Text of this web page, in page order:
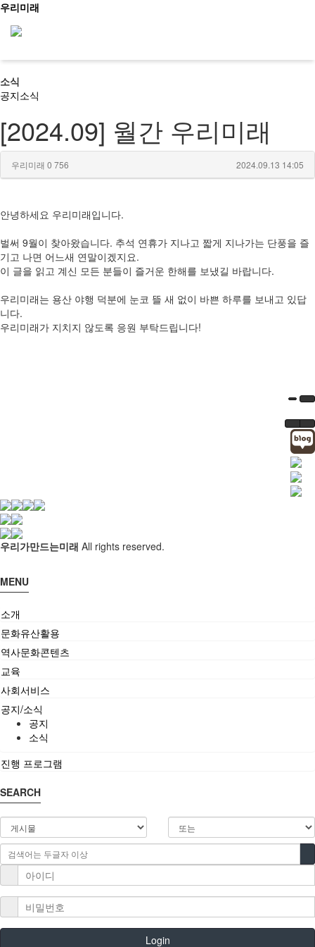
우리미래
신청문의
사이트맵
소개
걸어온길
문화유산활용
문화유산활용사업
사업실적
주제별 실내수업
학교와 함께
사회적기업
사업실적
공지/소식
공지
소식
진행 프로그램
메인
소개
문화유산활용
역사문화콘텐츠
교육
사회서비스
공지/소식
진행 프로그램
신청문의
사이트맵
소식
공지소식
[2024.09] 월간 우리미래
우리미래 0 756 2024.09.13 14:05
안녕하세요 우리미래입니다.
벌써 9월이 찾아왔습니다. 추석 연휴가 지나고 짧게 지나가는 단풍을 즐
기고 나면 어느새 연말이겠지요.
이 글을 읽고 계신 모든 분들이 즐거운 한해를 보냈길 바랍니다.
우리미래는 용산 야행 덕분에 눈코 뜰 새 없이 바쁜 하루를 보내고 있답
니다.
우리미래가 지치지 않도록 응원 부탁드립니다!
우리가만드는미래 All rights reserved.
MENU
소개
문화유산활용
역사문화콘텐츠
교육
사회서비스
공지/소식
공지
소식
진행 프로그램
SEARCH
Login